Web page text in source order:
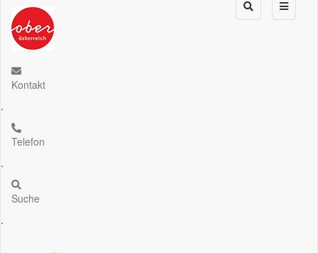
Kontakt
.
Telefon
.
Suche
.